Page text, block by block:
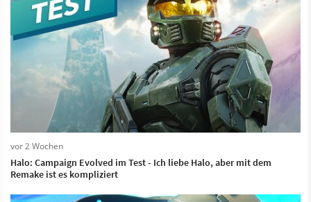
vor 2 Wochen
Halo: Campaign Evolved im Test - Ich liebe Halo, aber mit dem
Remake ist es kompliziert